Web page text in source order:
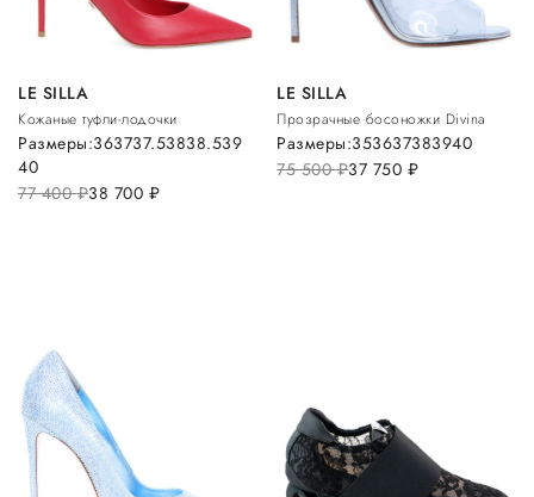
LE SILLA
Кожаные туфли-лодочки
77 400руб.38 700 руб.
Размеры:363737.53838.539
40
LE SILLA
Прозрачные босоножки Divina
75 500руб.37 750 руб.
Размеры:353637383940